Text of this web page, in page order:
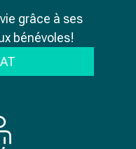
grâce à ses
bénévoles!